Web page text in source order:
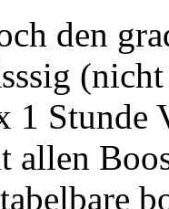
den
1 Stunde
allen